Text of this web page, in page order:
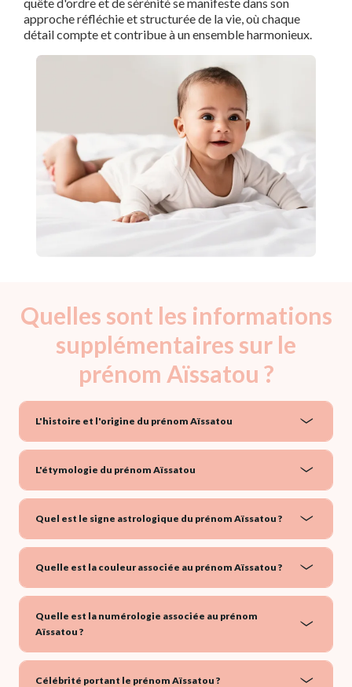
quête d'ordre et de sérénité se manifeste dans son
approche réfléchie et structurée de la vie, où chaque
détail compte et contribue à un ensemble harmonieux.
Quelles sont les informations
supplémentaires sur le
prénom Aïssatou ?
L'histoire et l'origine du prénom Aïssatou
L'étymologie du prénom Aïssatou
Quel est le signe astrologique du prénom Aïssatou ?
Quelle est la couleur associée au prénom Aïssatou ?
Quelle est la numérologie associée au prénom
Aïssatou ?
Célébrité portant le prénom Aïssatou ?